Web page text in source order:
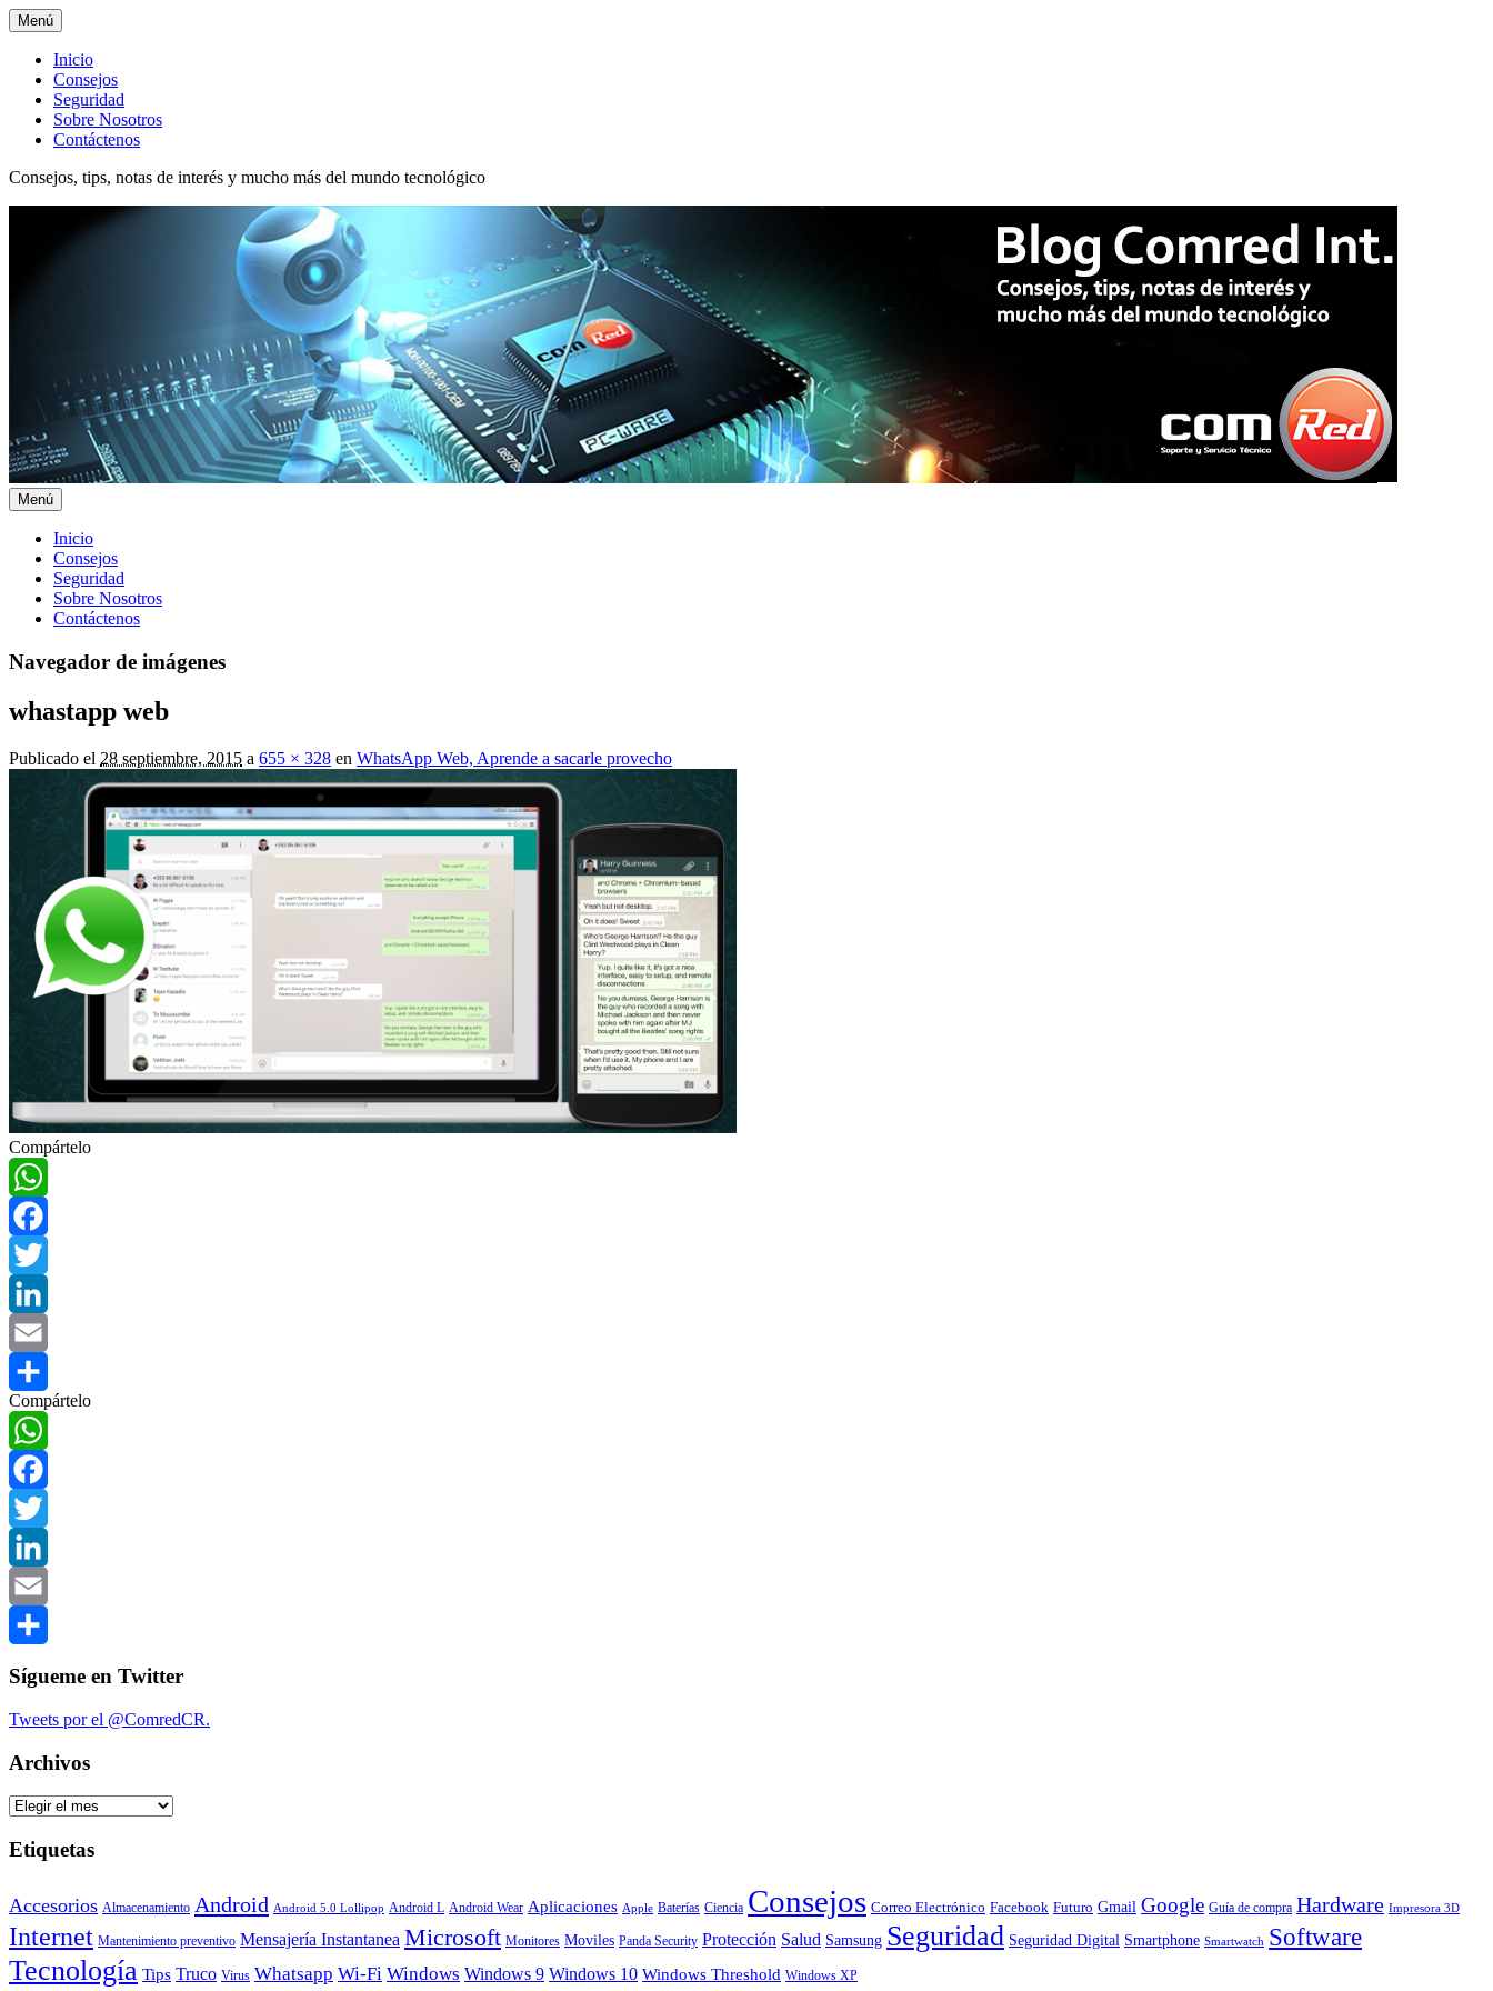
Menú
Menú
superior
Inicio
Consejos
Seguridad
Sobre Nosotros
Contáctenos
Consejos, tips, notas de interés y mucho más del mundo tecnológico
Menú
Menú
principal
Inicio
Consejos
Seguridad
Sobre Nosotros
Contáctenos
Navegador de imágenes
whastapp web
Publicado el 28 septiembre, 2015 a 655 × 328 en WhatsApp Web, Aprende a sacarle provecho
Compártelo
WhatsApp
Facebook
Twitter
LinkedIn
Email
Compartir
Compártelo
WhatsApp
Facebook
Twitter
LinkedIn
Email
Compartir
Sígueme en Twitter
Tweets por el @ComredCR.
Archivos
Archivos
Etiquetas
Accesorios Almacenamiento Android Android 5.0 Lollipop Android L Android Wear Aplicaciones Apple Baterías Ciencia Consejos Correo Electrónico Facebook Futuro Gmail Google Guía de compra Hardware Impresora 3D
Internet Mantenimiento preventivo Mensajería Instantanea Microsoft Monitores Moviles Panda Security Protección Salud Samsung Seguridad Seguridad Digital Smartphone Smartwatch Software
Tecnología Tips Truco Virus Whatsapp Wi-Fi Windows Windows 9 Windows 10 Windows Threshold Windows XP